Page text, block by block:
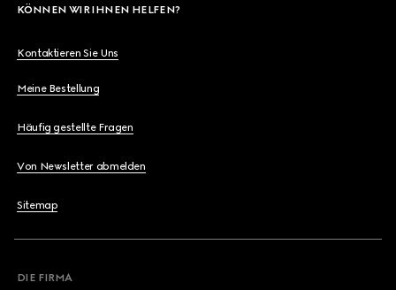
KÖNNEN WIR IHNEN HELFEN?
Kontaktieren Sie Uns
Meine Bestellung
Häufig gestellte Fragen
Von Newsletter abmelden
Sitemap
DIE FIRMA